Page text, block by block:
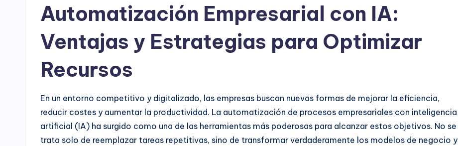
Automatización Empresarial con IA:
Ventajas y Estrategias para Optimizar
Recursos
En un entorno competitivo y digitalizado, las empresas buscan nuevas formas de mejorar la eficiencia,
reducir costes y aumentar la productividad. La automatización de procesos empresariales con inteligencia
artificial (IA) ha surgido como una de las herramientas más poderosas para alcanzar estos objetivos. No se
trata solo de reemplazar tareas repetitivas, sino de transformar verdaderamente los modelos de negocio y